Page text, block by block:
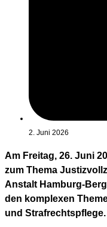
2. Juni 2026
Am Freitag, 26. Juni
zum Thema
Anstalt Hamburg-
den komplexen
und